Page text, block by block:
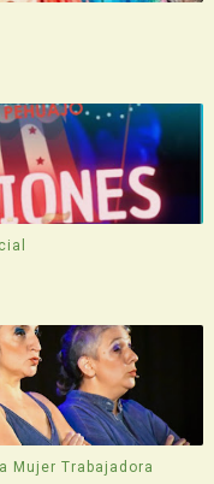
Mujer Trabajadora